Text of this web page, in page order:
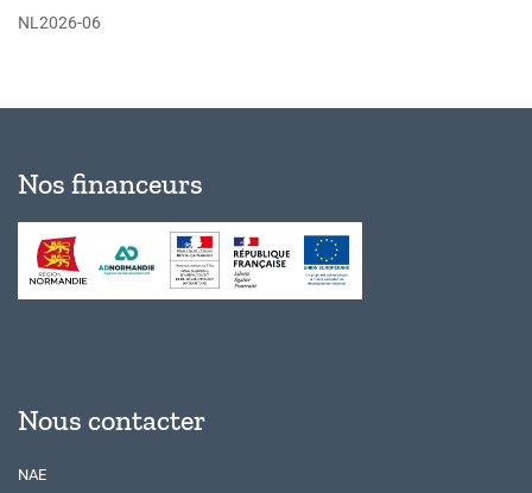
NL2026-06
Nos financeurs
Nous contacter
NAE